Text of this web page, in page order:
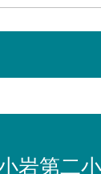
岩第二